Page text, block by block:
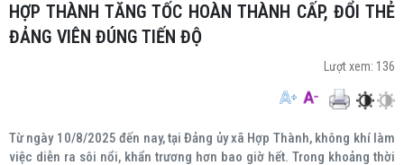
HỢP THÀNH TĂNG TỐC HOÀN THÀNH CẤP, ĐỔI THẺ
ĐẢNG VIÊN ĐÚNG TIẾN ĐỘ
Lượt xem: 136
Từ ngày 10/8/2025 đến nay, tại Đảng ủy xã Hợp Thành, không khí làm
việc diễn ra sôi nổi, khẩn trương hơn bao giờ hết. Trong khoảng thời